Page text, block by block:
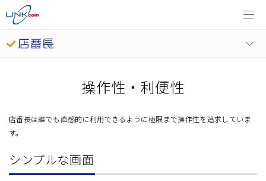
操作性・利便性
店番長は誰でも直感的に利用できるように極限まで操作性を追求していま
す。
シンプルな画面